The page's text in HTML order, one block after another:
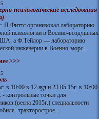
психологические исследования
П.Фиттс организовал лабораторию
психологии в Военно-воздушных
а Ф.Тейлор — лабораторию
инженерии в Военно-морс...
>>>
в 10:00 в 12 ауд и 23.05.15г. в 10:00
- контрольные точки для
(весна 2015г.) специальности
тракторострое...